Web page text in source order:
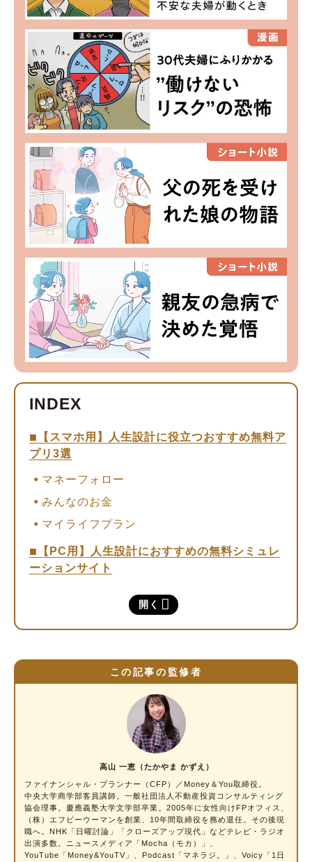
開く
【スマホ用】人生設計に役立つおすすめ無料ア
プリ3選
マネーフォロー
みんなのお金
マイライフプラン
【PC用】人生設計におすすめの無料シミュレ
ーションサイト
東京海上日動あんしん生命｜みらいのレシピ
日本FP協会｜ライフプラン診断
ノートやエクセルを使った人生設計の書き方
人生設計アプリの活用法
今の家計や将来の支出を“見える化”できる
ライフイベントのタイミングとお金の計画を
保険や投資など“備えの見直し”にもつながる
アプリで人生設計をするメリット
いつでも手軽に見直し・更新できる
グラフやシミュレーションで視覚的に見られ
この記事の監修者
高山 一恵（たかやま かずえ）
ファイナンシャル・プランナー
（CFP）／Money＆You取締役。
中央大学商学部客員講師。一般社団法人不動産投資コンサルティング
協会理事。慶應義塾大学文学部卒業。2005年に女性向けFPオフィス、
（株）エフピーウーマンを創業、10年間取締役を務め退任。その後現
職へ。NHK「日曜討論」「クローズアップ現代」などテレビ・ラジオ
出演多数。ニュースメディア「Mocha（モカ）」、
YouTube「Money&YouTV」、Podcast「マネラジ。」、Voicy「1日